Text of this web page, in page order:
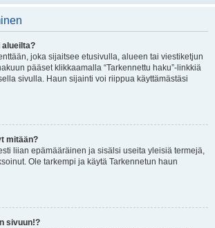
alueilta?
joka sijaitsee etusivulla, alueen tai viestiketjun
pääset klikkaamalla “Tarkennettu haku”-linkkiä
sivulla. Haun sijainti voi riippua käyttämästäsi
mitään?
liian epämääräinen ja sisälsi useita yleisiä termejä,
Ole tarkempi ja käytä Tarkennetun haun
sivuun!?